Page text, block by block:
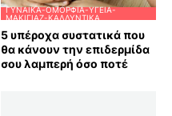
ΓΥΝΑΊΚΑ-ΟΜΟΡΦΙΆ-ΥΓΕΊΑ-
ΜΑΚΙΓΙΆΖ-ΚΑΛΛΥΝΤΙΚΆ
5 υπέροχα συστατικά που
θα κάνουν την επιδερμίδα
σου λαμπερή όσο ποτέ